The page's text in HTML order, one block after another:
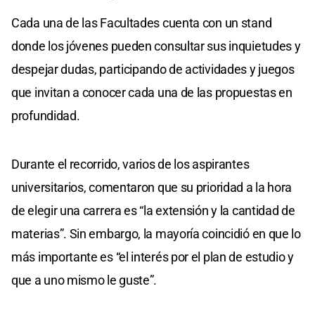
Cada una de las Facultades cuenta con un stand
donde los jóvenes pueden consultar sus inquietudes y
despejar dudas, participando de actividades y juegos
que invitan a conocer cada una de las propuestas en
profundidad.
Durante el recorrido, varios de los aspirantes
universitarios, comentaron que su prioridad a la hora
de elegir una carrera es “la extensión y la cantidad de
materias”. Sin embargo, la mayoría coincidió en que lo
más importante es “el interés por el plan de estudio y
que a uno mismo le guste”.